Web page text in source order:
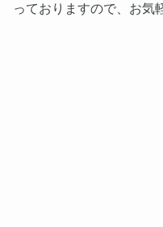
っておりますので、お気